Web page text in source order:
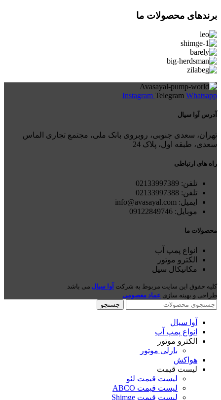
برندهای محصولات ما
Instagram Telegram Whatsapp
آدرس آوا سیال
تهران، سعدی جنوبی، روبروی بانک ملی، مجتمع تجاری الماس
سعدی، طبقه اول، پلاک 24
راه های ارتباطی
تلفن: 021 33997389
تلفن:
ایمیل: info@avasayal.com
موبایل: 09122849746
محصولات ما
انواع پمپ آب
الکترو موتور
مکانیکال سیل
کلیه حقوق این سایت مربوط به شرکت آوا سیال می باشد
طراحی و بهینه سازی عماد معصومی
جستجو
آوا سیال
انواع پمپ آب
الکترو موتور
بارلی موتور
هواکش
لیست قیمت
لیست قیمت لئو
لیست قیمت ABCO
لیست قیمت Shimge